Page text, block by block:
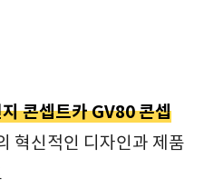
콘셉트카 GV80 콘셉
혁신적인 디자인과 제품